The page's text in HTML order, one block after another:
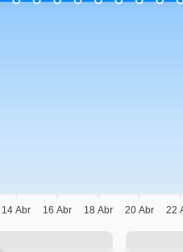
14 Abr 16 Abr 18 Abr 20 Abr 22